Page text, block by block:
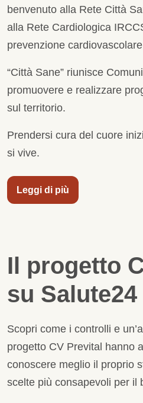
benvenuto alla Rete Città
alla Rete Cardiologica
prevenzione
“Città Sane” riunisce
promuovere e realizzare
sul territorio.
Prendersi cura del cuore
si vive.
Leggi di più
Il progetto
su Salute24
Scopri come i controlli e
progetto CV Prevital hanno
conoscere meglio il proprio
scelte più consapevoli per il